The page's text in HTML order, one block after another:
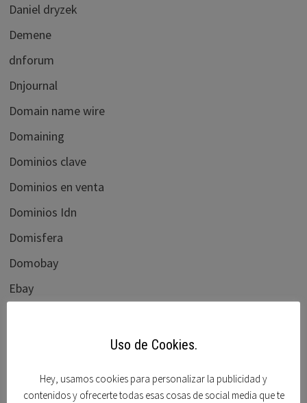
Daniel dryzek
Demene
dnforum
Dnjournal
Domain name wire
Domaining
Dominios clave
Dominios en venta
Dominios Idn
Domisfera
Domobay
Ebay
Foro dominios
Uso de Cookies.
Hey, usamos cookies para personalizar la publicidad y
contenidos y ofrecerte todas esas cosas de social media que te